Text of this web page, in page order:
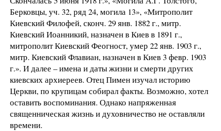
Берковцы, уч. 32, ряд 24, могила 13», «Митрополит
Киевский Филофей, сконч. 29 янв. 1882 г., митр.
Киевский Иоанникий, назначен в Киев в 1891 г.,
митрополит Киевский Феогност, умер 22 янв. 1903 г.,
митр. Киевский Флавиан, назначен в Киев 3 февр. 1903
г.». И далее – имена и даты жизни и смерти других
киевских архиереев. Отец Пимен изучал историю
Церкви, по крупицам собирал факты. Возможно, хотел
оставить воспоминания. Однако напряженная
священническая жизнь и духовничество не оставляли
времени.